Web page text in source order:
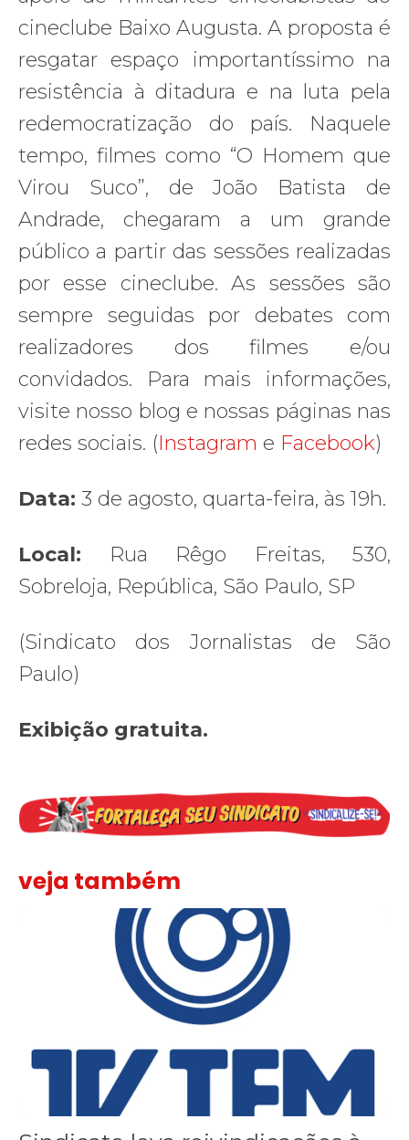
cineclube Baixo Augusta. A proposta é
resgatar espaço importantíssimo na
resistência à ditadura e na luta pela
redemocratização do país. Naquele
tempo, filmes como “O Homem que
Virou Suco”, de João Batista de
Andrade, chegaram a um grande
público a partir das sessões realizadas
por esse cineclube. As sessões são
sempre seguidas por debates com
realizadores dos filmes e/ou
convidados. Para mais informações,
visite nosso blog e nossas páginas nas
redes sociais. (Instagram e Facebook)
Data: 3 de agosto, quarta-feira, às 19h.
Local: Rua Rêgo Freitas, 530,
Sobreloja, República, São Paulo, SP
(Sindicato dos Jornalistas de São
Paulo)
Exibição gratuita.
veja também
Sindicato leva reivindicações à TV TEM, denunciada de cometer